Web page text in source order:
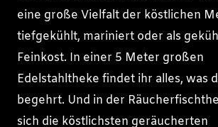
eine große Vielfalt der köstlichen
tiefgekühlt, mariniert oder als
Feinkost. In einer 5 Meter großen
Edelstahltheke findet ihr alles, was
begehrt. Und in der
sich die köstlichsten geräucherten